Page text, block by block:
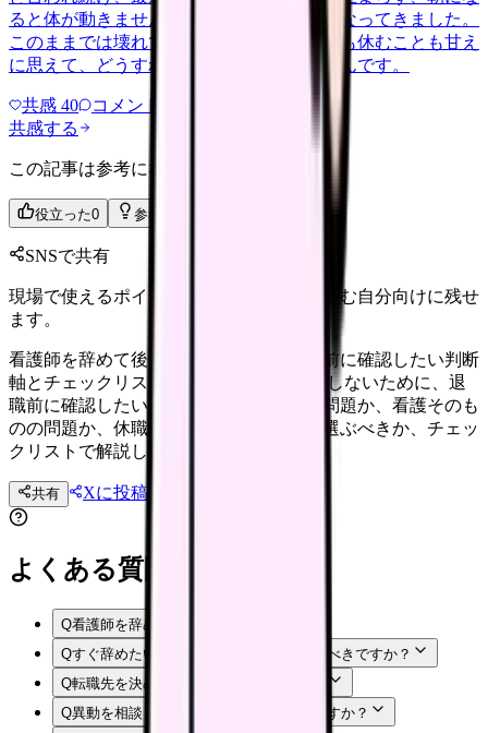
ると体が動きません。食事も喉を通らなくなってきました。
このままでは壊れてしまう気がします。でも休むことも甘え
に思えて、どうすればいいのか分からないんです。
共感 40 コメント
共感する
この記事は参考になりましたか？
役立った0 参考になった
SNSで共有
現場で使えるポイントを、同僚やあとで読む自分向けに残せ
ます。
看護師を辞めて後悔しないために。退職前に確認したい判断
軸とチェックリスト 看護師を辞めて後悔しないために、退
職前に確認したい判断軸を整理。職場の問題か、看護そのも
のの問題か、休職・異動・転職のどれを選ぶべきか、チェッ
クリストで解説します。
共有 Xに投稿
よくある質問
Q看護師を辞めたら後悔しますか？
Qすぐ辞めたい時もチェックリストを使うべきですか？
Q転職先を決めてから辞めるべきですか？
Q異動を相談してから退職した方がいいですか？